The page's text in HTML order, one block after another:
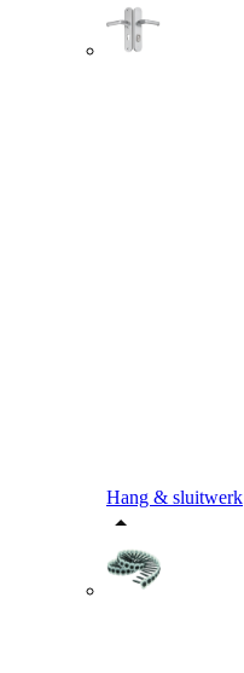
Hang & sluitwerk